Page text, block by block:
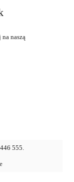
555.